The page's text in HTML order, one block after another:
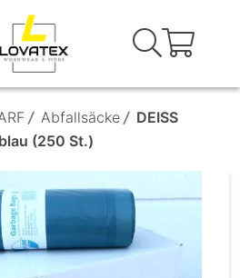
/ Abfallsäcke / DEISS
(250 St.)